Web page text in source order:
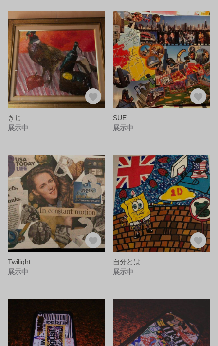
きじ
展示中
SUE
展示中
Twilight
展示中
自分とは
展示中